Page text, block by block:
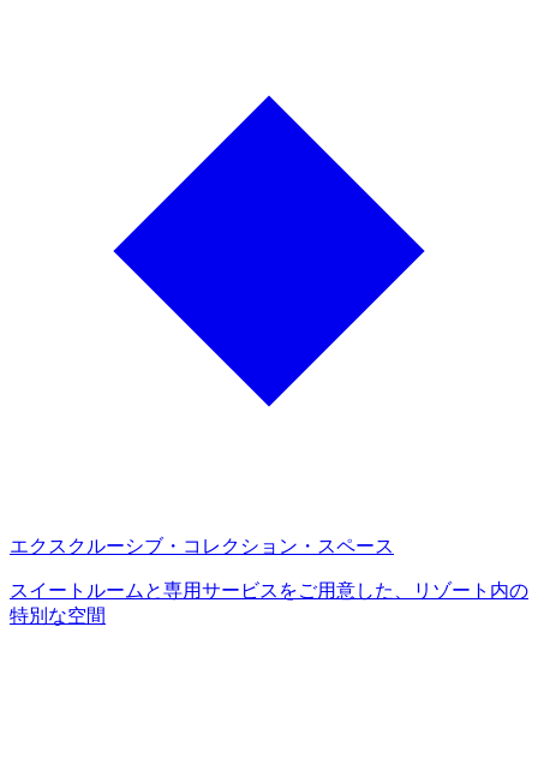
エクスクルーシブ・コレクション・スペース
スイートルームと専用サービスをご用意した、リゾート内の
特別な空間